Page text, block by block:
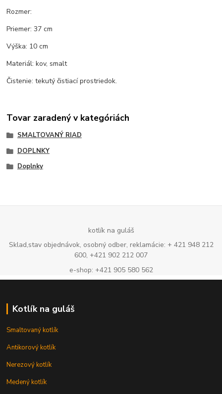
Rozmer:
Priemer: 37 cm
Výška: 10 cm
Materiál: kov, smalt
Čistenie: tekutý čistiací prostriedok.
Tovar zaradený v kategóriách
SMALTOVANÝ RIAD
DOPLNKY
Doplnky
kotlík na guláš
Sklad,stav objednávok, osobný odber, reklamácie: + 421 948 212
600, +421 902 212 007
e-shop: +421 905 580 562
Kotlík na guláš
Smaltovaný kotlík
Antikorový kotlík
Nerezový kotlík
Medený kotlík